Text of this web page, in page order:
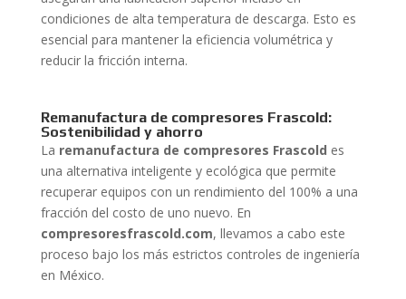
condiciones de alta temperatura de descarga. Esto es
esencial para mantener la eficiencia volumétrica y
reducir la fricción interna.
Remanufactura de compresores Frascold:
Sostenibilidad y ahorro
La remanufactura de compresores Frascold es
una alternativa inteligente y ecológica que permite
recuperar equipos con un rendimiento del 100% a una
fracción del costo de uno nuevo. En
compresoresfrascold.com, llevamos a cabo este
proceso bajo los más estrictos controles de ingeniería
en México.